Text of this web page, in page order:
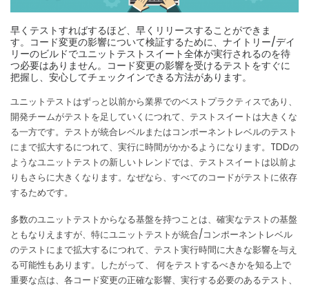
k
早くテストすればするほど、早くリリースすることができま
す。 コード変更の影響について検証するために、ナイトリー/デイ
リーのビルドでユニットテストスイート全体が実行されるのを待
つ必要はありません。 コード変更の影響を受けるテストをすぐに
把握し、安心してチェックインできる方法があります。
ユニットテストはずっと以前から業界でのベストプラクティスであり、
開発チームがテストを足していくにつれて、テストスイートは大きくな
る一方です。 テストが統合レベルまたはコンポーネントレベルのテスト
にまで拡大するにつれて、実行に時間がかかるようになります。 TDDの
ようなユニットテストの新しいトレンドでは、テストスイートは以前よ
りもさらに大きくなります。なぜなら、すべてのコードがテストに依存
するためです。
多数のユニットテストからなる基盤を持つことは、確実なテストの基盤
ともなりえますが、特にユニットテストが統合/コンポーネントレベル
のテストにまで拡大するにつれて、テスト実行時間に大きな影響を与え
る可能性もあります。 したがって、 何をテストするべきかを知る上で
重要な点は、各コード変更の正確な影響、実行する必要のあるテスト、